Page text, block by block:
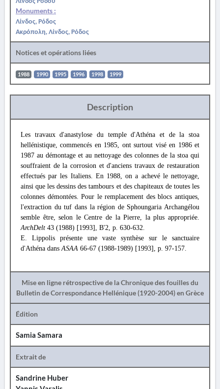
Monuments :
Λίνδος, Ρόδος
Ακρόπολη, Λίνδος, Ρόδος
Notices et opérations liées
1988 1990 1995 1996 1998 1999
Description
Les travaux d'anastylose du temple d'Athéna et de la stoa
hellénistique, commencés en 1985, ont surtout visé en 1986 et
1987 au démontage et au nettoyage des colonnes de la stoa qui
souffraient de la corrosion et d'anciens travaux de restauration
effectués par les Italiens. En 1988, on a achevé le nettoyage,
ainsi que les dessins des tambours et des chapiteaux de toutes les
colonnes démontées. Pour le remplacement des blocs antiques,
l'extraction du tuf dans la région de Sphoungaria Archangélou
semble être, selon le Centre de la Pierre, la plus appropriée.
ArchDelt 43 (1988) [1993], B'2, p. 630-632.
E. Lippolis présente une vaste synthèse sur le sanctuaire
d'Athéna dansASAA 66-67 (1988-1989) [1993], p. 97-157.
Mise en ligne rétrospective de la Chronique des fouilles du
Bulletin de Correspondance Hellénique (1920-2004) en Grèce
Édition
Samia Samara
Extrait de
Sandrine Huber